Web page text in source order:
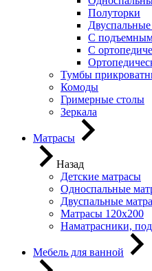
Полуторки
Двуспальные
С
С
Тумбы
Комоды
Гримерные столы
Зеркала
Матрасы
Назад
Детские матрасы
Односпальные
Двуспальные
Матрасы 120х200
Наматрасники,
Мебель для ванной